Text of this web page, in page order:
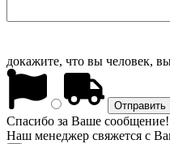
докажите, что вы человек,
Спасибо за Ваше сообщение!
Наш менеджер свяжется с